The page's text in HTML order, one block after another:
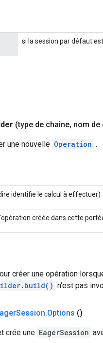
si la session par défaut
(type de chaîne, nom de
une nouvelle Operation .
identifie le calcul à effectuer)
créée dans cette
créer une opération
n'est pas
Session.Options ()
crée une EagerSession